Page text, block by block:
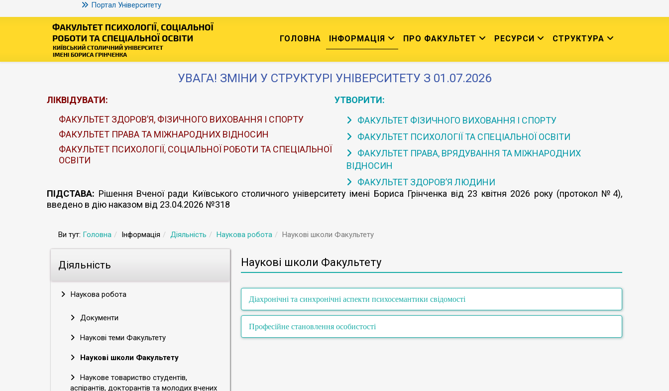
Портал Університету
ГОЛОВНА ІНФОРМАЦІЯ ПРО ФАКУЛЬТЕТ РЕСУРСИ СТРУКТУРА
УВАГА! ЗМІНИ У СТРУКТУРІ УНІВЕРСИТЕТУ З 01.07.2026
ЛІКВІДУВАТИ:
ФАКУЛЬТЕТ ЗДОРОВ’Я, ФІЗИЧНОГО ВИХОВАННЯ І СПОРТУ
ФАКУЛЬТЕТ ПРАВА ТА МІЖНАРОДНИХ ВІДНОСИН
ФАКУЛЬТЕТ ПСИХОЛОГІЇ, СОЦІАЛЬНОЇ РОБОТИ ТА СПЕЦІАЛЬНОЇ
ОСВІТИ
УТВОРИТИ:
ФАКУЛЬТЕТ ФІЗИЧНОГО ВИХОВАННЯ І СПОРТУ
ФАКУЛЬТЕТ ПСИХОЛОГІЇ ТА СПЕЦІАЛЬНОЇ ОСВІТИ
ФАКУЛЬТЕТ ПРАВА, ВРЯДУВАННЯ ТА МІЖНАРОДНИХ
ВІДНОСИН
ФАКУЛЬТЕТ ЗДОРОВ’Я ЛЮДИНИ
ПІДСТАВА: Рішення Вченої ради Київського столичного університету імені Бориса Грінченка від 23 квітня 2026 року (протокол №4),
введено в дію наказом від 23.04.2026 №318
Ви тут: Головна Інформація Діяльність Наукова робота Наукові школи Факультету
Діяльність
Наукова робота
Документи
Наукові теми Факультету
Наукові школи Факультету
Наукове товариство студентів,
аспірантів, докторантів та молодих вчених
Наукові школи Факультету
Діахронічні та синхронічні аспекти психосемантики свідомості
Професійне становлення особистості